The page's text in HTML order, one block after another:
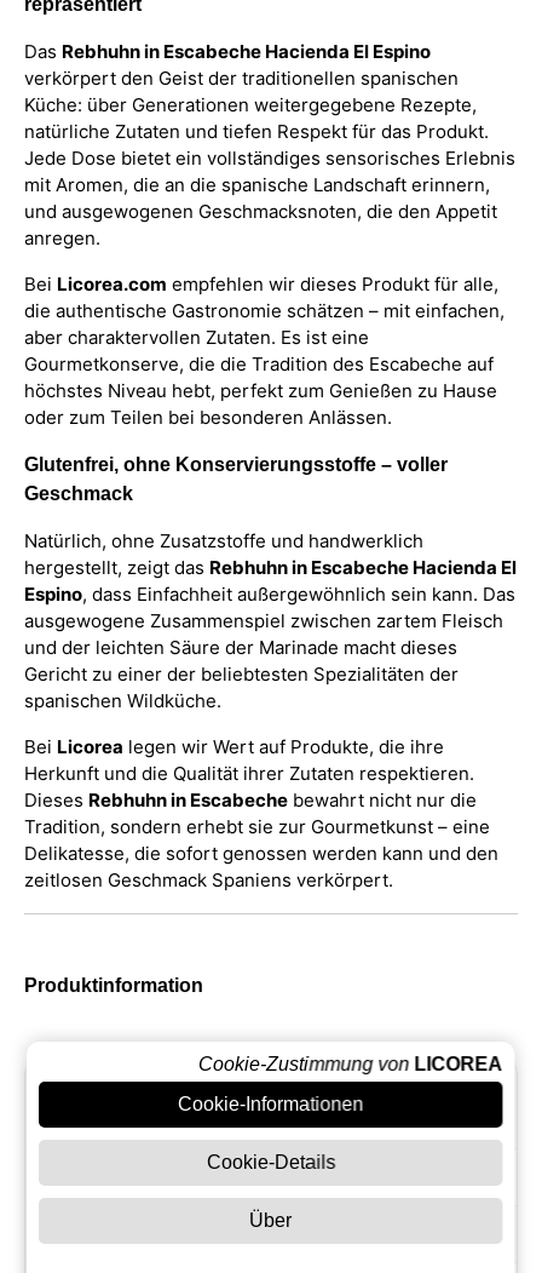
repräsentiert
Das Rebhuhn in Escabeche Hacienda El Espino
verkörpert den Geist der traditionellen spanischen
Küche: über Generationen weitergegebene Rezepte,
natürliche Zutaten und tiefen Respekt für das Produkt.
Jede Dose bietet ein vollständiges sensorisches Erlebnis
mit Aromen, die an die spanische Landschaft erinnern,
und ausgewogenen Geschmacksnoten, die den Appetit
anregen.
Bei Licorea.com empfehlen wir dieses Produkt für alle,
die authentische Gastronomie schätzen – mit einfachen,
aber charaktervollen Zutaten. Es ist eine
Gourmetkonserve, die die Tradition des Escabeche auf
höchstes Niveau hebt, perfekt zum Genießen zu Hause
oder zum Teilen bei besonderen Anlässen.
Glutenfrei, ohne Konservierungsstoffe – voller
Geschmack
Natürlich, ohne Zusatzstoffe und handwerklich
hergestellt, zeigt das Rebhuhn in Escabeche Hacienda El
Espino, dass Einfachheit außergewöhnlich sein kann. Das
ausgewogene Zusammenspiel zwischen zartem Fleisch
und der leichten Säure der Marinade macht dieses
Gericht zu einer der beliebtesten Spezialitäten der
spanischen Wildküche.
Bei Licorea legen wir Wert auf Produkte, die ihre
Herkunft und die Qualität ihrer Zutaten respektieren.
Dieses Rebhuhn in Escabeche bewahrt nicht nur die
Tradition, sondern erhebt sie zur Gourmetkunst – eine
Delikatesse, die sofort genossen werden kann und den
zeitlosen Geschmack Spaniens verkörpert.
Produktinformation
HACIENDA EL
ESPINO
490 g
Metall
Cookie-Zustimmung von LICOREA
Cookie-Informationen
Cookie-Details
Über